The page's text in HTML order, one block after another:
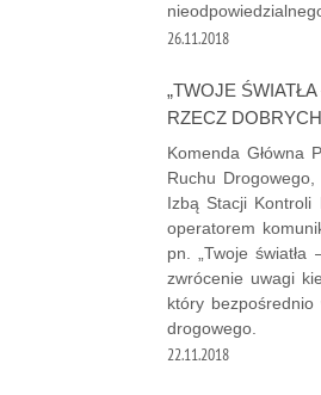
26.11.2018
„TWOJE
RZECZ
Komenda Główna
Ruchu
Izbą Stacji Kontroli
operatorem
pn. „Twoje
zwrócenie uwagi
który bezpośrednio
drogowego.
22.11.2018